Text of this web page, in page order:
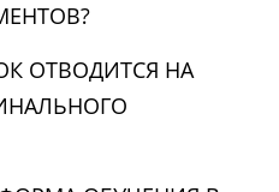
ОТВОДИТСЯ НА